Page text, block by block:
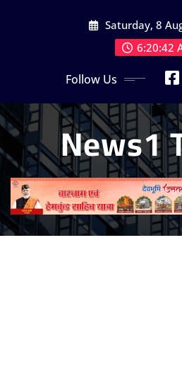
Saturday, 8
6:20:44
Follow Us
News1